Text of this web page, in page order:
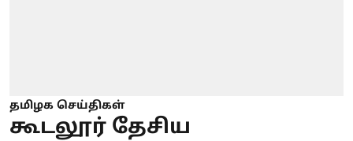
தமிழக செய்திகள்
கூடலூர் தேசிய